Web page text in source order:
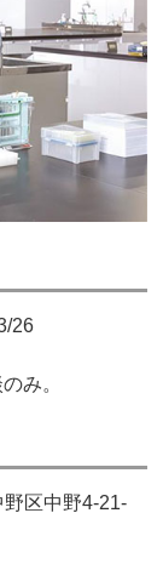
26
み。
区中野4-21-